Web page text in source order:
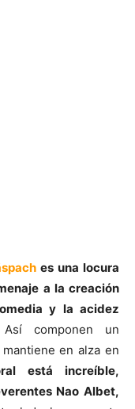
es una locura
a la creación
y la acidez
componen un
en alza en
está increíble,
Nao Albet,